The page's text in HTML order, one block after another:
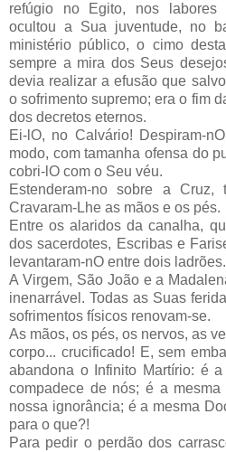
refúgio no Egito, nos labores
ocultou a Sua juventude, no
ministério público, o cimo
sempre a mira dos Seus
devia realizar a efusão que
o sofrimento supremo; era o fim
dos decretos eternos.
Ei-lO, no Calvário! Despiram-
modo, com tamanha ofensa do
cobri-lO com o Seu véu.
Estenderam-no sobre a Cruz,
Cravaram-Lhe as mãos e os pés.
Entre os alaridos da canalha,
dos sacerdotes, Escribas e
levantaram-nO entre dois ladrões.
A Virgem, São João e a
inenarrável. Todas as Suas
sofrimentos físicos renovam-se.
As mãos, os pés, os nervos, as
corpo... crucificado! E, sem
abandona o Infinito Martírio: é
compadece de nós; é a
nossa ignorância; é a mesma
para o que?!
Para pedir o perdão dos